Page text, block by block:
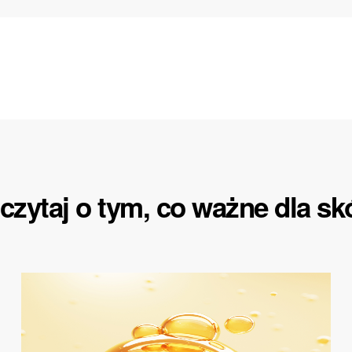
o tym, co ważne dla